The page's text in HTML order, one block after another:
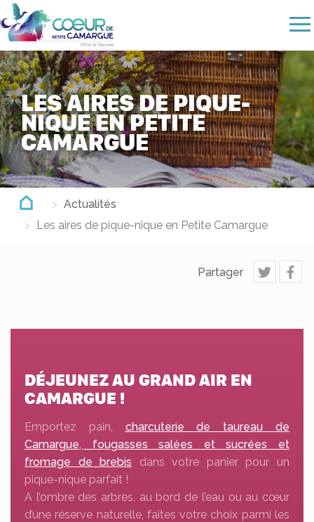
Aller
au
contenu
principal
LES AIRES DE PIQUE-
NIQUE EN PETITE
CAMARGUE
Actualités
Les aires de pique-nique en Petite Camargue
Partager
DÉJEUNEZ AU GRAND AIR EN
CAMARGUE !
Emportez pain, charcuterie de taureau de
Camargue, fougasses salées et sucrées et
fromage de brebis dans votre panier pour un
pique-nique parfait !
A l’ombre des arbres, au bord de l’eau ou au cœur
d’une réserve naturelle, faites votre choix parmi les